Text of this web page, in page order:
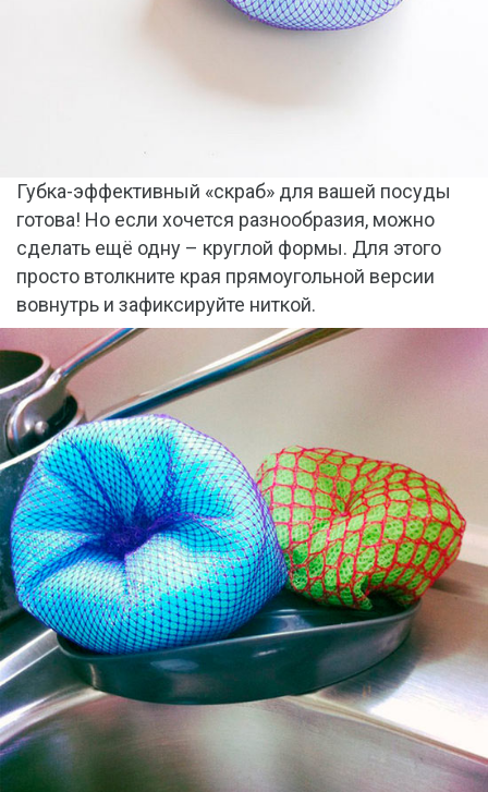
Губка-эффективный «скраб» для вашей посуды
готова! Но если хочется разнообразия, можно
сделать ещё одну – круглой формы. Для этого
просто втолкните края прямоугольной версии
вовнутрь и зафиксируйте ниткой.